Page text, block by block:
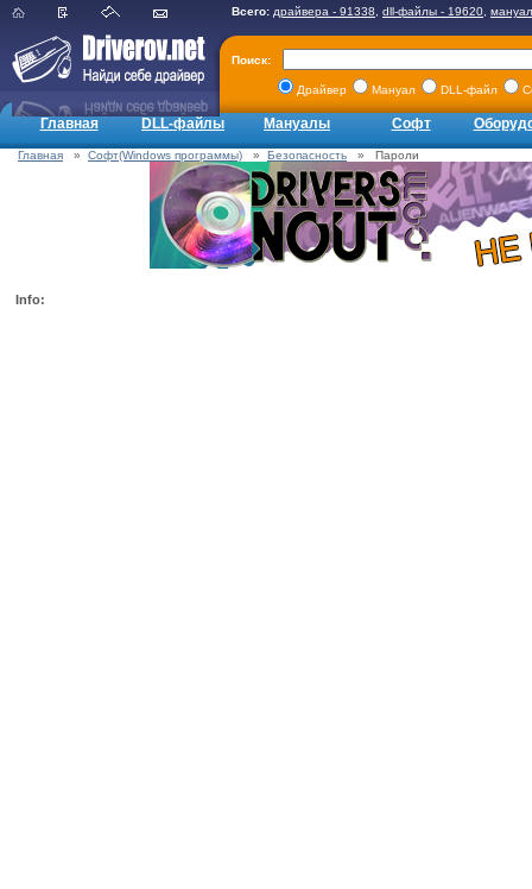
Всего: драйвера - 91338 dll-файлы - 19620
Поиск:
Драйвер Мануал DLL-файл
Главная DLL-файлы Мануалы Софт
Главная » Софт(Windows программы) » Безопасность » Пароли
Info: